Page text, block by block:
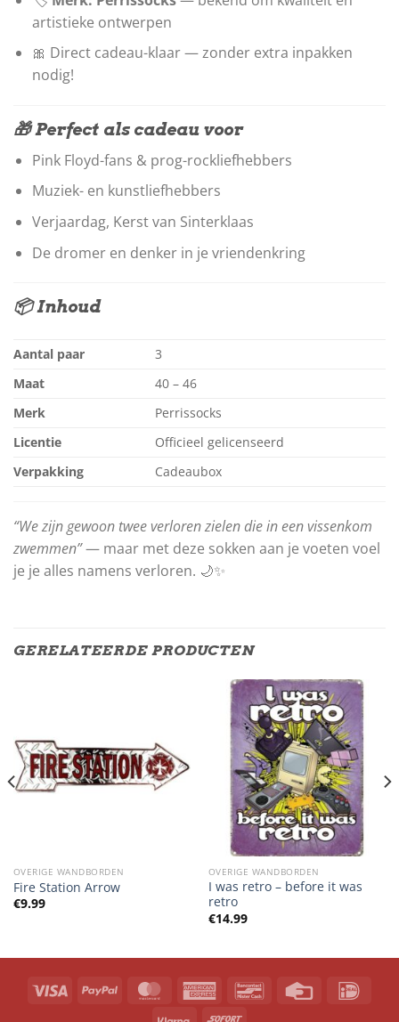
artistieke ontwerpen
🎀 Direct cadeau-klaar — zonder extra inpakken
nodig!
🎁 Perfect als cadeau voor
Pink Floyd-fans & prog-rockliefhebbers
Muziek- en kunstliefhebbers
Verjaardag, Kerst van Sinterklaas
De dromer en denker in je vriendenkring
📦 Inhoud
Aantal paar
3
Maat
40 – 46
Merk
Perrissocks
Licentie
Officieel gelicenseerd
Verpakking
Cadeaubox
“We zijn gewoon twee verloren zielen die in een vissenkom
zwemmen”— maar met deze sokken aan je voeten voel
je je alles namens verloren. 🌙✨
GERELATEERDE PRODUCTEN
OVERIGE WANDBORDEN
Fire Station Arrow
€9.99
OVERIGE WANDBORDEN
I was retro – before it was
retro
€14.99